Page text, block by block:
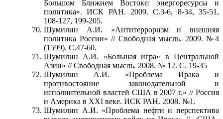
Большом Ближнем Востоке: энергоресурсы и
политика». ИСК РАН. 2009. С.3-6, 8-34, 35-51,
108-127, 199-205.
Шумилин А.И. «Антитерроризм и внешняя
политика России» // Свободная мысль. 2009. №4
(1599). С.47-60.
Шумилин А.И. «Большая игра» в Центральной
Азии» // Свободная мысль. 2008. № 12. С. 19-35
Шумилин А.И. «Проблема Ирака и
противостояние законодательной и
исполнительной властей США в 2007 г.» // Россия
и Америка в XXI веке. ИСК РАН. 2008. №1.
Шумилин А.И. «Проблема нефти и перспектива